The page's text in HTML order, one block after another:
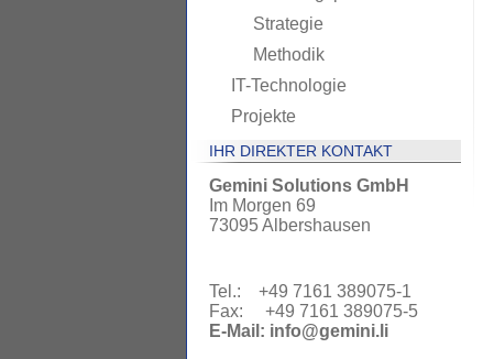
Strategie
Methodik
IT-Technologie
Projekte
IHR DIREKTER KONTAKT
Gemini Solutions GmbH
Im Morgen 69
73095 Albershausen
Tel.: +49 7161 389075-1
Fax: +49 7161 389075-5
E-Mail: info@gemini.li